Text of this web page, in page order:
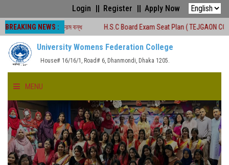
Login Register Apply Now
BREAKING NEWS :
বন্ধ H.S.C Board Exam Seat Plan ( TEJGAON COLLEGE)
University Womens Federation College
House# 16/16/1, Road# 6, Dhanmondi, Dhaka 1205.
MENU
HOME
ABOUT US